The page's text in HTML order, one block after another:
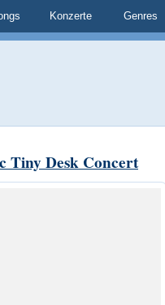
Konzerte Genres
Tiny Desk Concert